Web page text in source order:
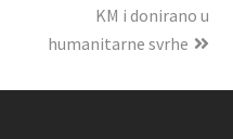
KM i donirano u
humanitarne svrhe